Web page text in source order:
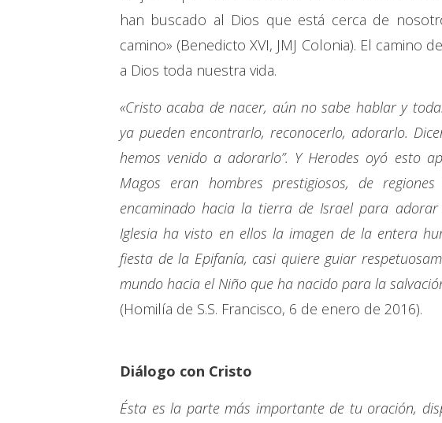
han buscado al Dios que está cerca de
camino» (Benedicto XVI, JMJ Colonia). El camino
a Dios toda nuestra vida.
«Cristo acaba de nacer, aún no sabe hablar y
ya pueden encontrarlo, reconocerlo, adorarlo.
hemos venido a adorarlo”. Y Herodes oyó esto
Magos eran hombres prestigiosos, de
encaminado hacia la tierra de Israel para
Iglesia ha visto en ellos la imagen de la entera
fiesta de la Epifanía, casi quiere guiar
mundo hacia el Niño que ha nacido para la
(Homilía de S.S. Francisco, 6 de enero de 2016).
Diálogo con Cristo
Ésta es la parte más importante de tu oración,